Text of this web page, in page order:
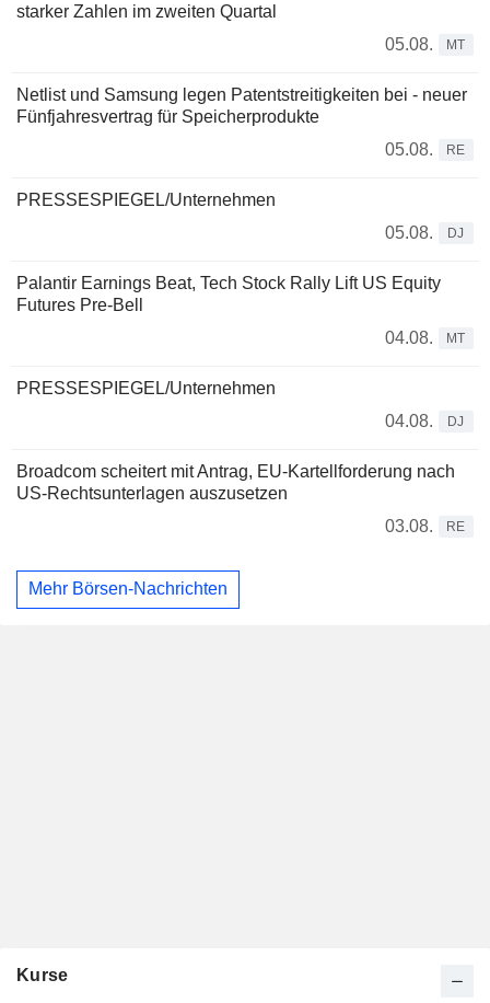
starker Zahlen im zweiten Quartal
05.08.
MT
Netlist und Samsung legen Patentstreitigkeiten bei - neuer
Fünfjahresvertrag für Speicherprodukte
05.08.
RE
PRESSESPIEGEL/Unternehmen
05.08.
DJ
Palantir Earnings Beat, Tech Stock Rally Lift US Equity
Futures Pre-Bell
04.08.
MT
PRESSESPIEGEL/Unternehmen
04.08.
DJ
Broadcom scheitert mit Antrag, EU-Kartellforderung nach
US-Rechtsunterlagen auszusetzen
03.08.
RE
Mehr Börsen-Nachrichten
Kurse